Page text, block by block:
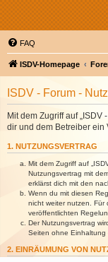
FAQ
ISDV-Homepage
ISDV - Forum -
Mit dem Zugriff auf „ISDV
dir und dem Betreiber ein
1. NUTZUNGSVERTRAG
Mit dem Zugriff auf
Nutzungsvertrag mit
erklärst dich mit den
Wenn du mit diesen
nicht weiter nutzen. Für
veröffentlichten
Der Nutzungsvertrag
Seiten ohne Einhaltung
2. EINRÄUMUNG VON